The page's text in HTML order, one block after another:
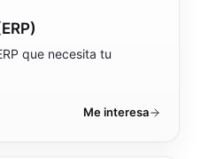
que necesita tu
Me interesa